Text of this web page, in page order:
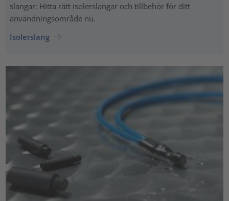
slangar: Hitta rätt isolerslangar och tillbehör för ditt
användningsområde nu.
Isolerslang